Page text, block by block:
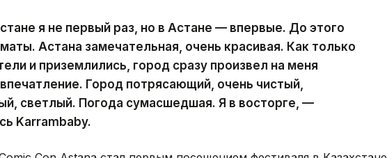
я не первый раз, но в Астане — впервые. До этого
Астана замечательная, очень красивая. Как только
и приземлились, город сразу произвел на меня
Город потрясающий, очень чистый,
светлый. Погода сумасшедшая. Я в восторге, —
Karrambaby.